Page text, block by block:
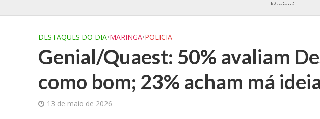
região de Maringá
DESTAQUES DO DIA•MARINGA•POLICIA
Genial/Quaest: 50% avaliam
como bom; 23% acham má
13 de maio de 2026